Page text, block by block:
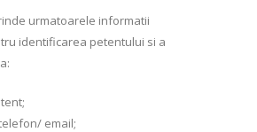
urmatoarele informatii
identificarea petentului si a
email;